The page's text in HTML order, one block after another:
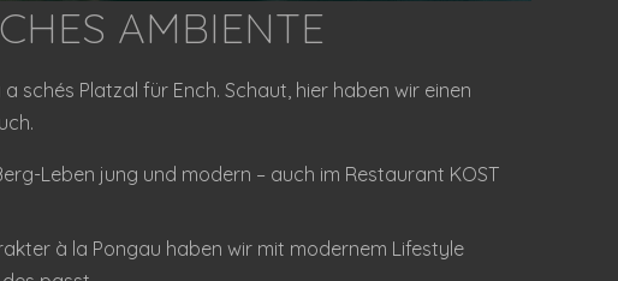
AMBIENTE
a schés Platzal für Ench. Schaut, hier haben wir einen
Leben jung und modern – auch im Restaurant KOST
à la Pongau haben wir mit modernem Lifestyle